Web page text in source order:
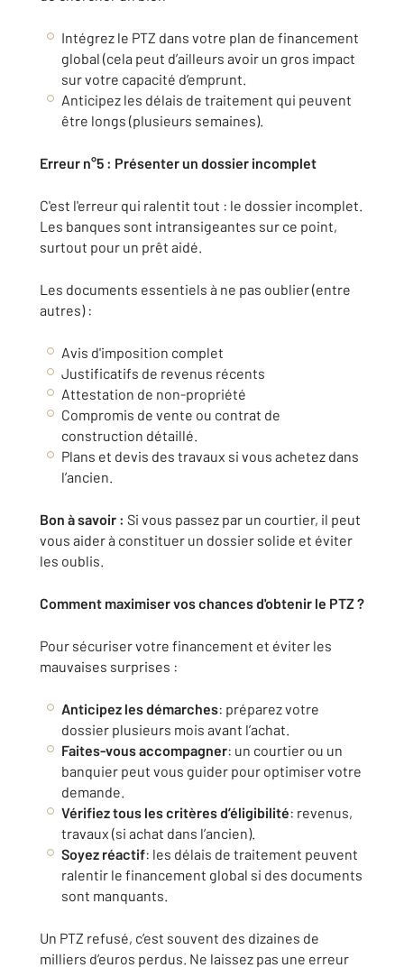
Intégrez le PTZ dans votre plan de financement
global (cela peut d’ailleurs avoir un gros impact
sur votre capacité d’emprunt.
Anticipez les délais de traitement qui peuvent
être longs (plusieurs semaines).
Erreur n°5 : Présenter un dossier incomplet
C'est l'erreur qui ralentit tout : le dossier incomplet.
Les banques sont intransigeantes sur ce point,
surtout pour un prêt aidé.
Les documents essentiels à ne pas oublier (entre
autres) :
Avis d'imposition complet
Justificatifs de revenus récents
Attestation de non-propriété
Compromis de vente ou contrat de
construction détaillé.
Plans et devis des travaux si vous achetez dans
l’ancien.
Bon à savoir : Si vous passez par un courtier, il peut
vous aider à constituer un dossier solide et éviter
les oublis.
Comment maximiser vos chances d'obtenir le PTZ ?
Pour sécuriser votre financement et éviter les
mauvaises surprises :
Anticipez les démarches: préparez votre
dossier plusieurs mois avant l’achat.
Faites-vous accompagner: un courtier ou un
banquier peut vous guider pour optimiser votre
demande.
Vérifiez tous les critères d’éligibilité: revenus,
travaux (si achat dans l’ancien).
Soyez réactif: les délais de traitement peuvent
ralentir le financement global si des documents
sont manquants.
Un PTZ refusé, c’est souvent des dizaines de
milliers d’euros perdus. Ne laissez pas une erreur